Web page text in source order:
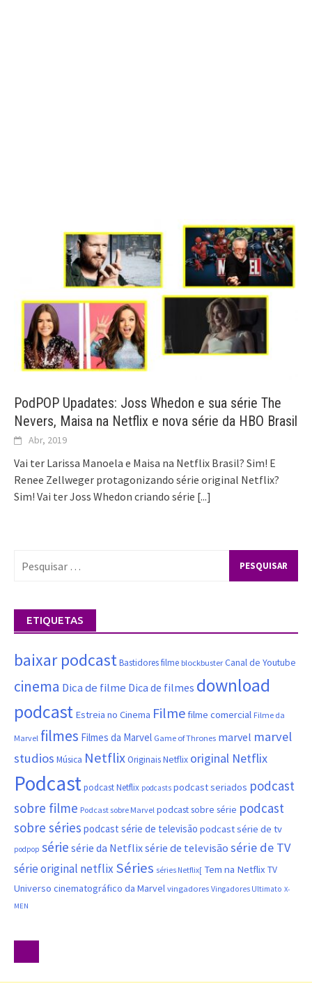
PodPOP Upadates: Joss Whedon e sua série The
Nevers, Maisa na Netflix e nova série da HBO Brasil
Abr, 2019
Vai ter Larissa Manoela e Maisa na Netflix Brasil? Sim! E
Renee Zellweger protagonizando série original Netflix?
Sim! Vai ter Joss Whedon criando série [...]
ETIQUETAS
baixar podcastBastidores filme blockbuster Canal de Youtube
cinema Dica de filme Dica de filmes download
podcast Estreia no Cinema Filmefilme comercial Filme da
Marvel filmes Filmes da Marvel Game of Thrones marvel marvel
studios Música NetflixOriginais Netflix original Netflix
Podcastpodcast Netflix podcasts podcast seriados podcast
sobre filme Podcast sobre Marvel podcast sobre série podcast
sobre séries podcast série de televisão podcast série de tv
podpop série série da Netflixsérie de televisão série de TV
série original netflix Séries séries Netflix[ Tem na Netflix TV
Universo cinematográfico da Marvel vingadores Vingadores Ultimato X-
MEN